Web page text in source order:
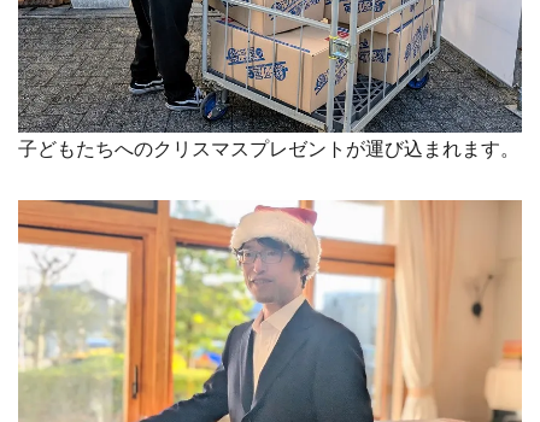
子どもたちへのクリスマスプレゼントが運び込まれます。